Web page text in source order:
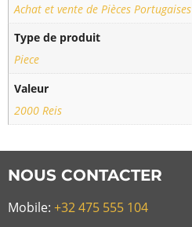
Achat et vente de Pièces Portugaises
Type de produit
Piece
Valeur
2000 Reis
NOUS CONTACTER
Mobile: +32 475 555 104